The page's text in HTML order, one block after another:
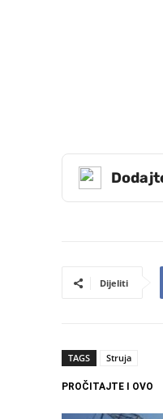
Dijeliti
TAGS Struja
PROČITAJTE I OVO